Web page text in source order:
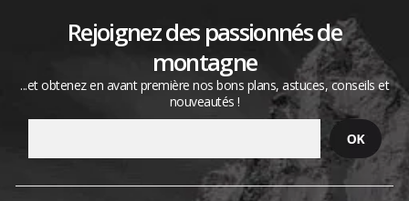
Rejoignez des passionnés de
montagne
...et obtenez en avant première nos bons plans, astuces, conseils et
nouveautés !